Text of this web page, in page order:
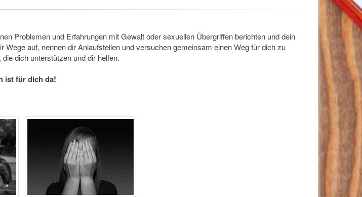
Problemen und Erfahrungen mit Gewalt oder sexuellen Übergriffen berichten und dein
auf, nennen dir Anlaufstellen und versuchen gemeinsam einen Weg für dich zu
dich unterstützen und dir helfen.
ist für dich da!